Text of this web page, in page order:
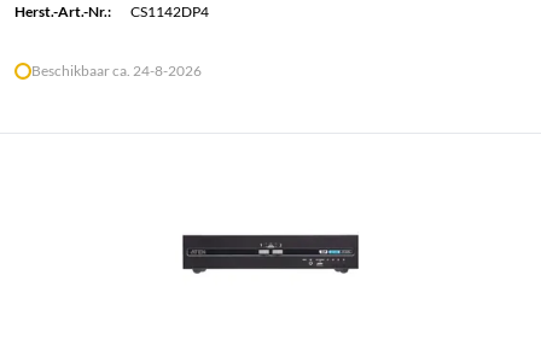
Herst.-Art.-Nr.:
CS1142DP4
Beschikbaar ca. 24-8-2026